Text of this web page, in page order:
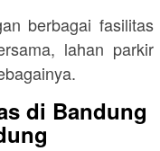
berbagai fasilitas
lahan parkir
di Bandung